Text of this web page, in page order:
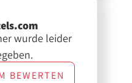
wurde leider
BEWERTEN